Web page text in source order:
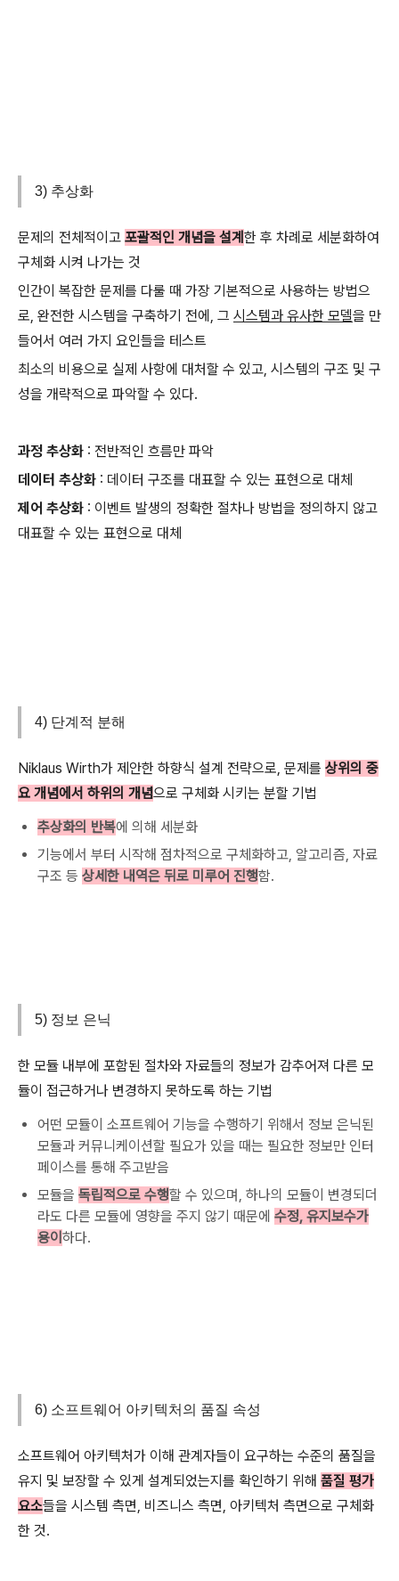
3) 추상화
문제의 전체적이고 포괄적인 개념을 설계 한 후 차례로 세분화하여
구체화 시켜 나가는 것
인간이 복잡한 문제를 다룰 때 가장 기본적으로 사용하는 방법으
로, 완전한 시스템을 구축하기 전에, 그 시스템과 유사한 모델을 만
들어서 여러 가지 요인들을 테스트
최소의 비용으로 실제 사항에 대처할 수 있고, 시스템의 구조 및 구
성을 개략적으로 파악할 수 있다.
과정 추상화 : 전반적인 흐름만 파악
데이터 추상화 : 데이터 구조를 대표할 수 있는 표현으로 대체
제어 추상화 : 이벤트 발생의 정확한 절차나 방법을 정의하지 않고
대표할 수 있는 표현으로 대체
4) 단계적 분해
Niklaus Wirth가 제안한 하향식 설계 전략으로, 문제를 상위의 중
요 개념에서 하위의 개념으로 구체화 시키는 분할 기법
추상화의 반복에 의해 세분화
기능에서 부터 시작해 점차적으로 구체화하고, 알고리즘, 자료
구조 등 상세한 내역은 뒤로 미루어 진행함.
5) 정보 은닉
한 모듈 내부에 포함된 절차와 자료들의 정보가 감추어져 다른 모
듈이 접근하거나 변경하지 못하도록 하는 기법
어떤 모듈이 소프트웨어 기능을 수행하기 위해서 정보 은닉된
모듈과 커뮤니케이션할 필요가 있을 때는 필요한 정보만 인터
페이스를 통해 주고받음
모듈을 독립적으로 수행할 수 있으며, 하나의 모듈이 변경되더
라도 다른 모듈에 영향을 주지 않기 때문에 수정, 유지보수가
용이 하다.
6) 소프트웨어 아키텍처의 품질 속성
소프트웨어 아키텍처가 이해 관계자들이 요구하는 수준의 품질을
유지 및 보장할 수 있게 설계되었는지를 확인하기 위해 품질 평가
요소들을 시스템 측면, 비즈니스 측면, 아키텍처 측면으로 구체화
한 것.